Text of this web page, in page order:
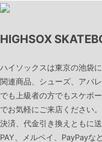
HIGHSOX
ハイソックスは東京の池袋
関連商品、シューズ、アパ
でも上級者の方でもスケボ
でお気軽にご来店ください
決済、代金引き換えともに
PAY、メルペイ、PayPayな